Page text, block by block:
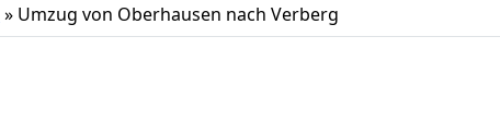
» Umzug von Oberhausen nach Verberg